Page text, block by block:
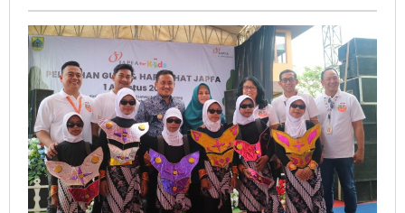
for
Kids
Hadir
Pemalang